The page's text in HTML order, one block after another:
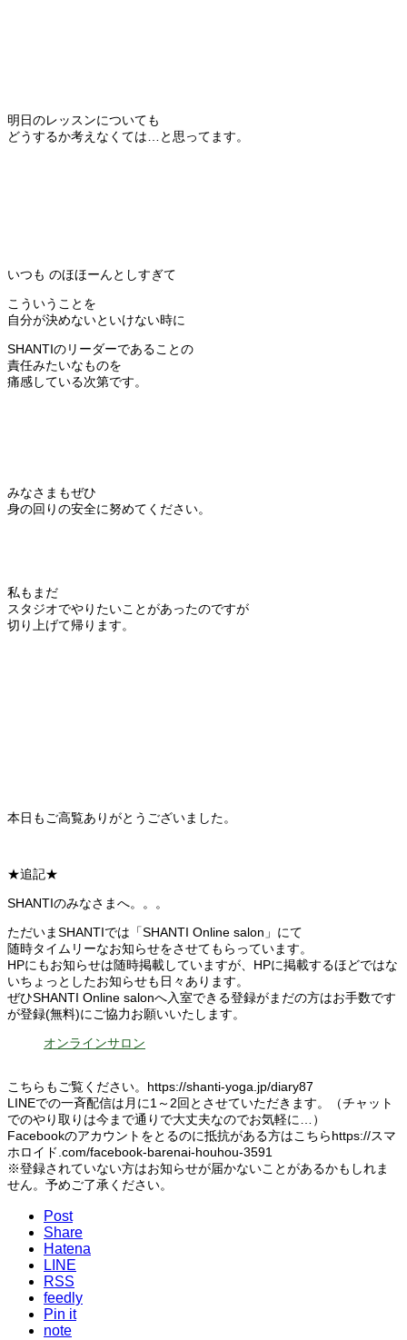
明日のレッスンについても
どうするか考えなくては…と思ってます。
いつも のほほーんとしすぎて
こういうことを
自分が決めないといけない時に
SHANTIのリーダーであることの
責任みたいなものを
痛感している次第です。
みなさまもぜひ
身の回りの安全に努めてください。
私もまだ
スタジオでやりたいことがあったのですが
切り上げて帰ります。
本日もご高覧ありがとうございました。
★追記★
SHANTIのみなさまへ。。。
ただいまSHANTIでは「SHANTI Online salon」にて
随時タイムリーなお知らせをさせてもらっています。
HPにもお知らせは随時掲載していますが、HPに掲載するほどではな
いちょっとしたお知らせも日々あります。
ぜひSHANTI Online salonへ入室できる登録がまだの方はお手数です
が登録(無料)にご協力お願いいたします。
オンラインサロン
こちらもご覧ください。https://shanti-yoga.jp/diary87
LINEでの一斉配信は月に1～2回とさせていただきます。（チャット
でのやり取りは今まで通りで大丈夫なのでお気軽に…）
Facebookのアカウントをとるのに抵抗がある方はこちらhttps://スマ
ホロイド.com/facebook-barenai-houhou-3591
※登録されていない方はお知らせが届かないことがあるかもしれま
せん。予めご了承ください。
Post
Share
Hatena
LINE
RSS
feedly
Pin it
note